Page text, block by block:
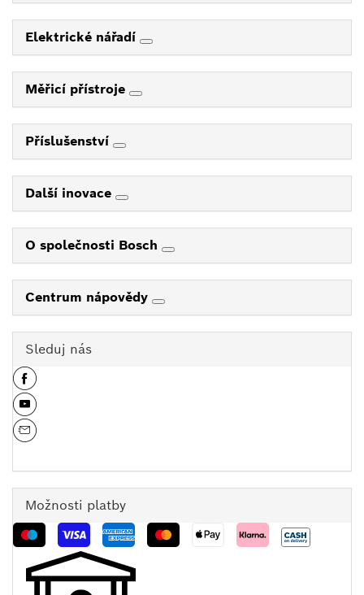
Elektrické nářadí
Měřicí přístroje
Příslušenství
Další inovace
O společnosti Bosch
Centrum nápovědy
Sleduj nás
Možnosti platby